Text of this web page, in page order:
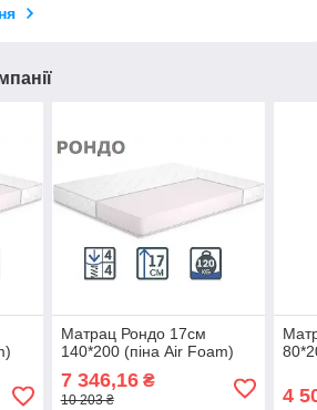
Матрац Рондо 17см
140*200 (піна Air Foam)
7 346,16₴
10 203 ₴ 4